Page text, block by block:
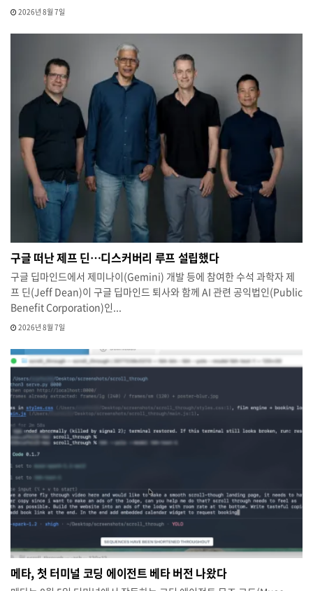
2026년 8월 7일
구글 떠난 제프 딘…디스커버리 루프 설립했다
구글 딥마인드에서 제미나이(Gemini) 개발 등에 참여한 수석 과학자 제
프 딘(Jeff Dean)이 구글 딥마인드 퇴사와 함께 AI 관련 공익법인(Public
Benefit Corporation)인...
2026년 8월 7일
메타, 첫 터미널 코딩 에이전트 베타 버전 나왔다